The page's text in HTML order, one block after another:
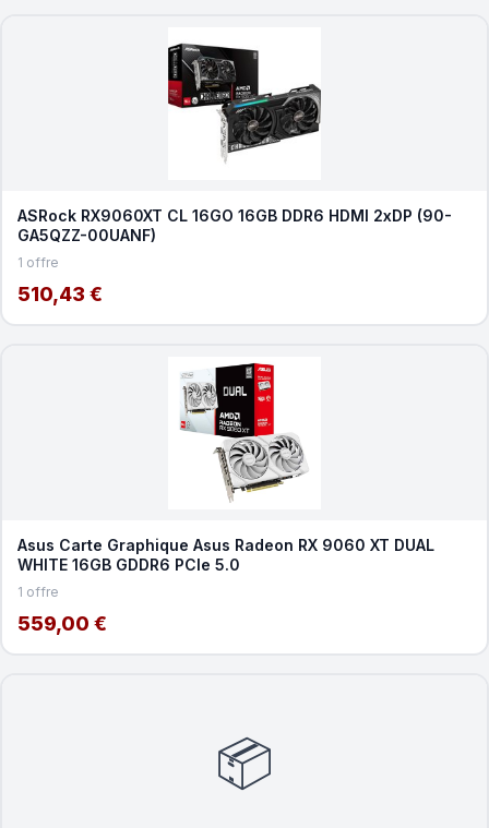
ASRock RX9060XT CL 16GO 16GB DDR6 HDMI 2xDP (90-
GA5QZZ-00UANF)
1 offre
510,43 €
Asus Carte Graphique Asus Radeon RX 9060 XT DUAL
WHITE 16GB GDDR6 PCIe 5.0
1 offre
559,00 €
📦